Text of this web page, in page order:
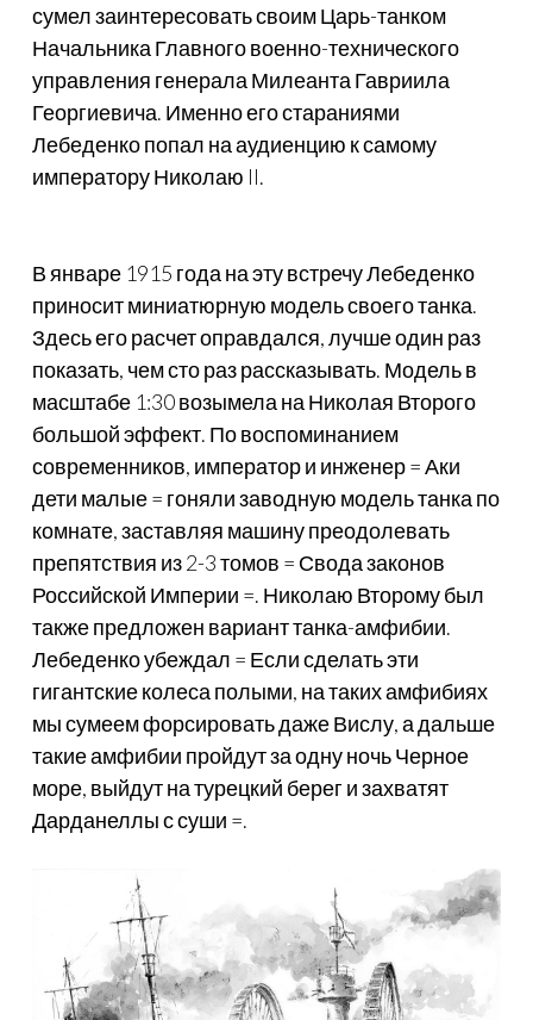
сумел заинтересовать своим Царь-танком
Начальника Главного военно-технического
управления генерала Милеанта Гавриила
Георгиевича. Именно его стараниями
Лебеденко попал на аудиенцию к самому
императору Николаю II.
В январе 1915 года на эту встречу Лебеденко
приносит миниатюрную модель своего танка.
Здесь его расчет оправдался, лучше один раз
показать, чем сто раз рассказывать. Модель в
масштабе 1:30 возымела на Николая Второго
большой эффект. По воспоминанием
современников, император и инженер = Аки
дети малые = гоняли заводную модель танка по
комнате, заставляя машину преодолевать
препятствия из 2-3 томов = Свода законов
Российской Империи =. Николаю Второму был
также предложен вариант танка-амфибии.
Лебеденко убеждал = Если сделать эти
гигантские колеса полыми, на таких амфибиях
мы сумеем форсировать даже Вислу, а дальше
такие амфибии пройдут за одну ночь Черное
море, выйдут на турецкий берег и захватят
Дарданеллы с суши =.